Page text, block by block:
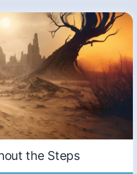
the Steps